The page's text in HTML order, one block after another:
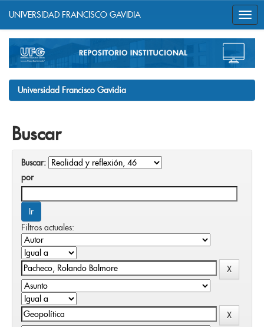
navigation
UNIVERSIDAD FRANCISCO GAVIDIA
Universidad Francisco Gavidia
Buscar
Buscar:
por
Filtros actuales: